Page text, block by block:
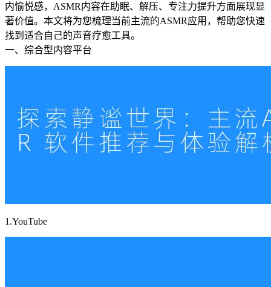
内愉悦感，ASMR内容在助眠、解压、专注力提升方面展现显
著价值。本文将为您梳理当前主流的ASMR应用，帮助您快速
找到适合自己的声音疗愈工具。
一、综合型内容平台
1.YouTube